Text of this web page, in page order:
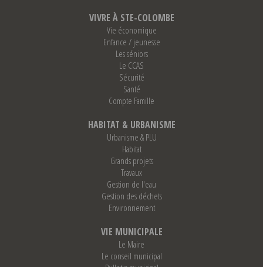
VIVRE À STE-COLOMBE
Vie économique
Enfance / jeunesse
Les séniors
Le CCAS
Sécurité
Santé
Compte Famille
HABITAT & URBANISME
Urbanisme & PLU
Habitat
Grands projets
Travaux
Gestion de l'eau
Gestion des déchets
Environnement
VIE MUNICIPALE
Le Maire
Le conseil municipal